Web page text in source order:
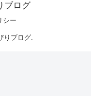
ブログ
シー
りブログ.